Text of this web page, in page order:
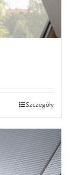
Szczegóły